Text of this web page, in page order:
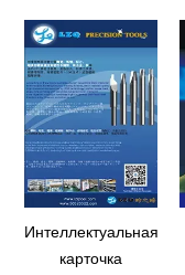
Интеллектуальная
карточка